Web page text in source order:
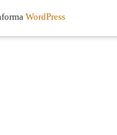
WordPress